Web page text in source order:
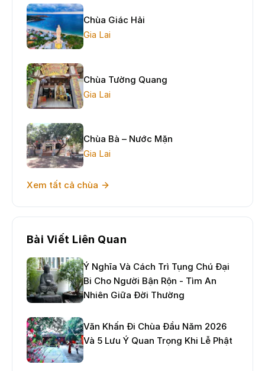
Chùa Giác Hải
Gia Lai
Chùa Tường Quang
Gia Lai
Chùa Bà – Nước Mặn
Gia Lai
Xem tất cả chùa
Bài Viết Liên Quan
Ý Nghĩa Và Cách Trì Tụng Chú Đại
Bi Cho Người Bận Rộn - Tìm An
Nhiên Giữa Đời Thường
Văn Khấn Đi Chùa Đầu Năm 2026
Và 5 Lưu Ý Quan Trọng Khi Lễ Phật